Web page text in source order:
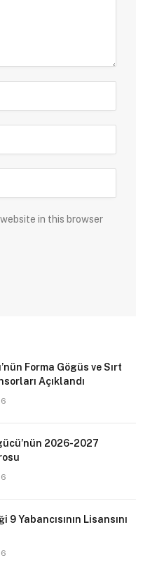
in this browser
Forma Gögüs ve Sırt
Açıklandı
2026-2027
Yabancısının Lisansını